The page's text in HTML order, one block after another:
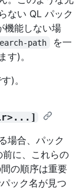
ない QL パック
機能しない場
path
を一
す)。
)。
場合、パック
に、これらの
の順序は重要
ック名が見つ